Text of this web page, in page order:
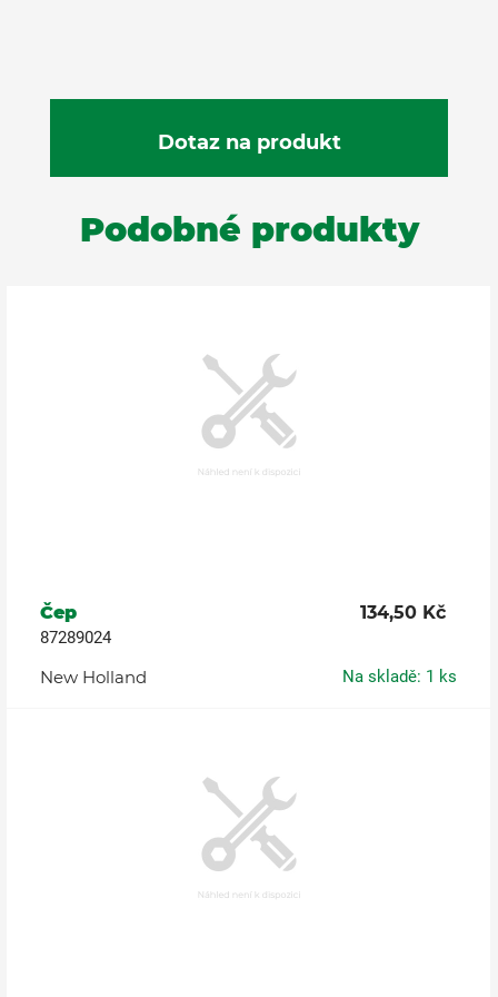
Podobné produkty
Čep 134,50 Kč
87289024
New Holland Na skladě: 1 ks